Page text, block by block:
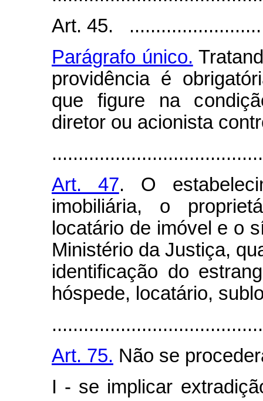
Art. 45.
Parágrafo único.
providência é
que figure na
diretor ou acionista
Art. 47. O
imobiliária, o
locatário de imóvel e o
Ministério da Justiça,
identificação do
hóspede, locatário,
Art. 75. Não se
I - se implicar